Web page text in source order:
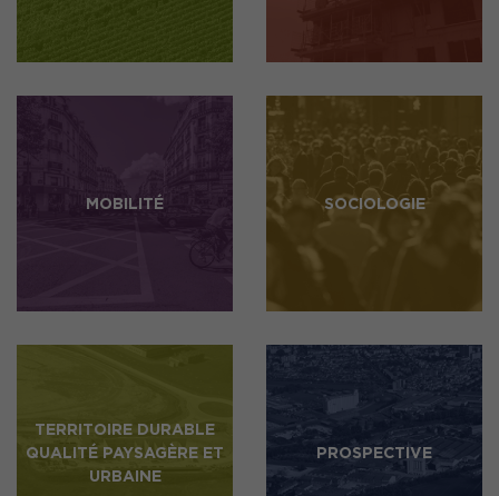
MOBILITÉ SOCIOLOGIE
TERRITOIRE DURABLE
QUALITÉ PAYSAGÈRE ET
URBAINE
PROSPECTIVE